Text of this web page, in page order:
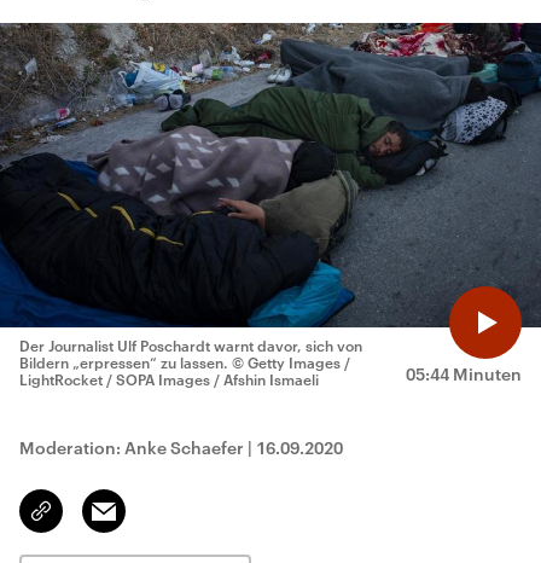
05:44 Minuten
Der Journalist Ulf Poschardt warnt davor, sich von
Bildern „erpressen“ zu lassen. © Getty Images /
LightRocket / SOPA Images / Afshin Ismaeli
Moderation: Anke Schaefer | 16.09.2020
Link
kopieren/teilen
Email